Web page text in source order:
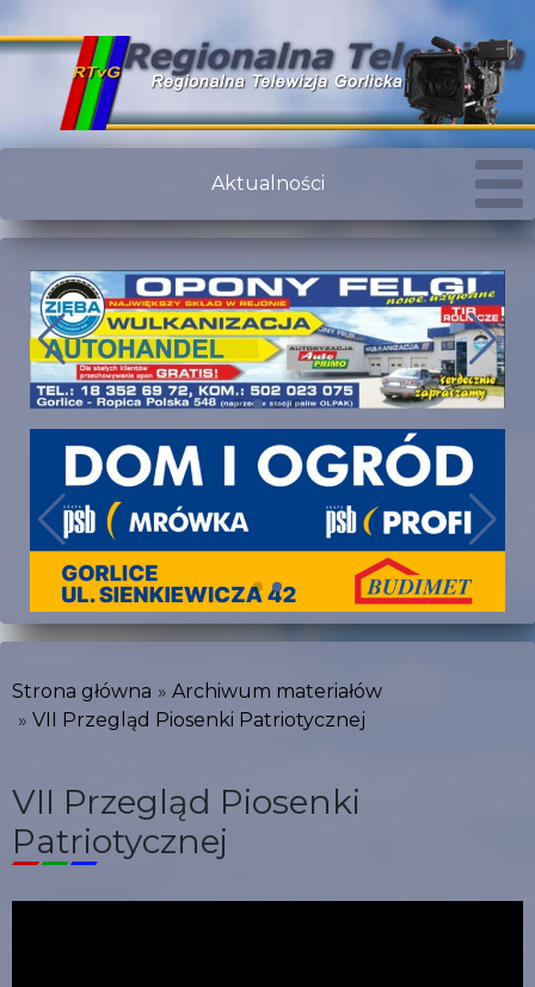
Aktualności
Strona główna
Archiwum materiałów
VII Przegląd Piosenki Patriotycznej
VII Przegląd Piosenki
Patriotycznej